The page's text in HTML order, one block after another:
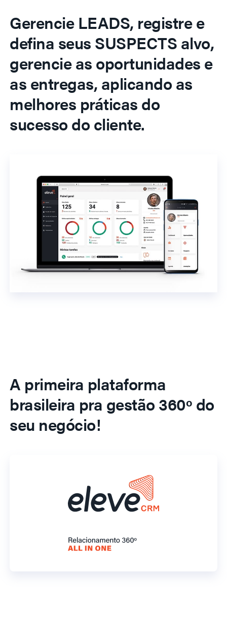
Gerencie LEADS, registre e
defina seus SUSPECTS alvo,
gerencie as oportunidades e
as entregas, aplicando as
melhores práticas do
sucesso do cliente.
A primeira plataforma
brasileira pra gestão 360º do
seu negócio!